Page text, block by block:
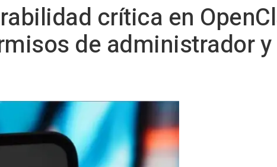
crítica en
de administrador